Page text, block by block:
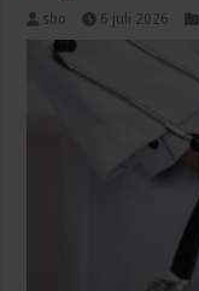
sbo 6 juli 2026